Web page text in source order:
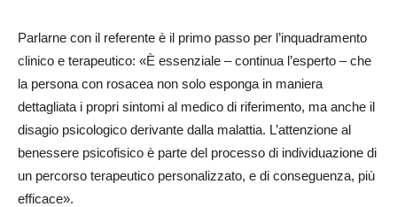
Parlarne con il referente è il primo passo per l’inquadramento
clinico e terapeutico: «È essenziale – continua l’esperto – che
la persona con rosacea non solo esponga in maniera
dettagliata i propri sintomi al medico di riferimento, ma anche il
disagio psicologico derivante dalla malattia. L’attenzione al
benessere psicofisico è parte del processo di individuazione di
un percorso terapeutico personalizzato, e di conseguenza, più
efficace».